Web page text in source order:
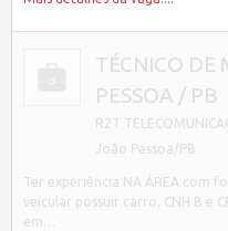
TÉCNICO DE
PESSOA / PB
R2T
João Pessoa/PB
Ter experiência NA ÁREA com
veicular possuir carro, CNH B e
em…